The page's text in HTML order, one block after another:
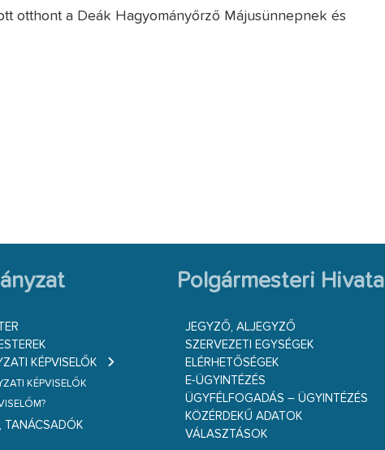
otthont a Deák Hagyományőrző Májusünnepnek és
KÉPVISELŐK
KÉPVISELŐK
TANÁCSADÓK
Polgármesteri Hivatal
JEGYZŐ, ALJEGYZŐ
SZERVEZETI EGYSÉGEK
ELÉRHETŐSÉGEK
E-ÜGYINTÉZÉS
ÜGYFÉLFOGADÁS – ÜGYINTÉZÉS
KÖZÉRDEKŰ ADATOK
VÁLASZTÁSOK